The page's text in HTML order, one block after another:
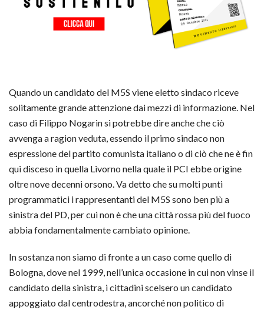
Quando un candidato del M5S viene eletto sindaco riceve
solitamente grande attenzione dai mezzi di informazione. Nel
caso di Filippo Nogarin si potrebbe dire anche che ciò
avvenga a ragion veduta, essendo il primo sindaco non
espressione del partito comunista italiano o di ciò che ne è fin
qui disceso in quella Livorno nella quale il PCI ebbe origine
oltre nove decenni orsono. Va detto che su molti punti
programmatici i rappresentanti del M5S sono ben più a
sinistra del PD, per cui non è che una città rossa più del fuoco
abbia fondamentalmente cambiato opinione.
In sostanza non siamo di fronte a un caso come quello di
Bologna, dove nel 1999, nell’unica occasione in cui non vinse il
candidato della sinistra, i cittadini scelsero un candidato
appoggiato dal centrodestra, ancorché non politico di